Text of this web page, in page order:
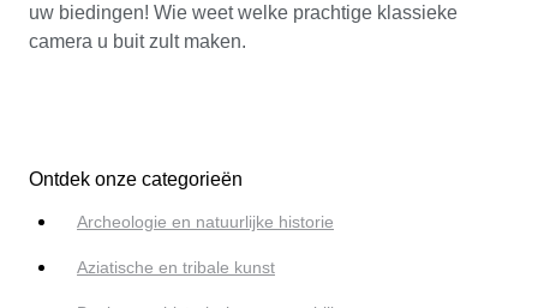
uw biedingen! Wie weet welke prachtige klassieke
camera u buit zult maken.
Ontdek onze categorieën
Archeologie en natuurlijke historie
Aziatische en tribale kunst